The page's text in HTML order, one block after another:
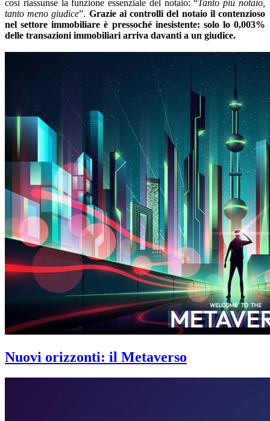
così riassunse la funzione essenziale del notaio: “Tanto più notaio,
tanto meno giudice”. Grazie ai controlli del notaio il contenzioso
nel settore immobiliare è pressoché inesistente: solo lo 0,003%
delle transazioni immobiliari arriva davanti a un giudice.
Nuovi orizzonti: il Metaverso